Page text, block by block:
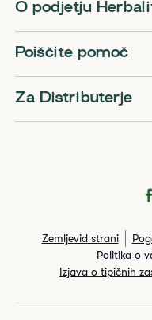
O podjetju
Poiščite pomoč
Za Distributerje
Zemljevid strani
Politika o
Izjava o tipičnih